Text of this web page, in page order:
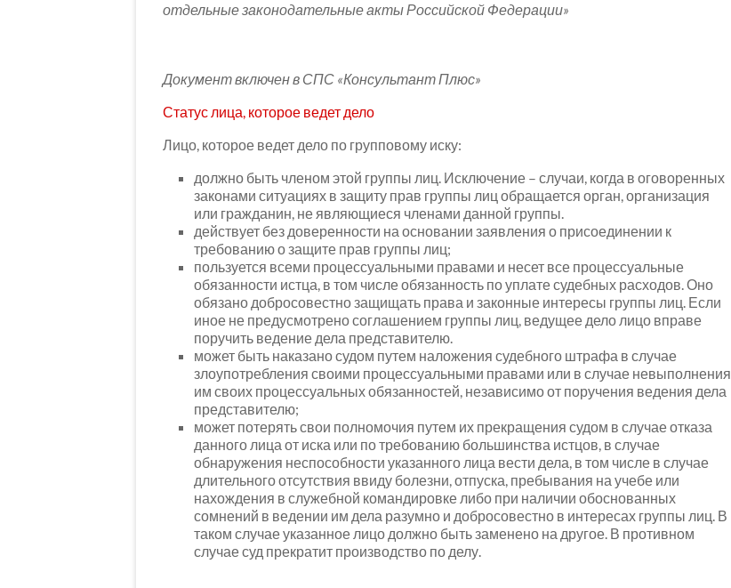
отдельные законодательные акты Российской Федерации»
Документ включен в СПС «Консультант Плюс»
Статус лица, которое ведет дело
Лицо, которое ведет дело по групповому иску:
должно быть членом этой группы лиц. Исключение – случаи, когда в оговоренных
законами ситуациях в защиту прав группы лиц обращается орган, организация
или гражданин, не являющиеся членами данной группы.
действует без доверенности на основании заявления о присоединении к
требованию о защите прав группы лиц;
пользуется всеми процессуальными правами и несет все процессуальные
обязанности истца, в том числе обязанность по уплате судебных расходов. Оно
обязано добросовестно защищать права и законные интересы группы лиц. Если
иное не предусмотрено соглашением группы лиц, ведущее дело лицо вправе
поручить ведение дела представителю.
может быть наказано судом путем наложения судебного штрафа в случае
злоупотребления своими процессуальными правами или в случае невыполнения
им своих процессуальных обязанностей, независимо от поручения ведения дела
представителю;
может потерять свои полномочия путем их прекращения судом в случае отказа
данного лица от иска или по требованию большинства истцов, в случае
обнаружения неспособности указанного лица вести дела, в том числе в случае
длительного отсутствия ввиду болезни, отпуска, пребывания на учебе или
нахождения в служебной командировке либо при наличии обоснованных
сомнений в ведении им дела разумно и добросовестно в интересах группы лиц. В
таком случае указанное лицо должно быть заменено на другое. В противном
случае суд прекратит производство по делу.